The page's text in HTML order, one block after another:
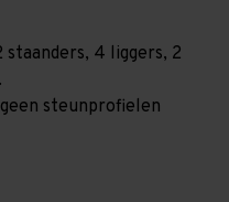
4 liggers, 2
steunprofielen